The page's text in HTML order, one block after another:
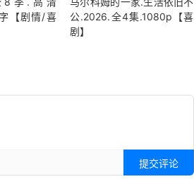
【剧情/喜
公.2026.全4集.1080p【喜
剧】
提交评论